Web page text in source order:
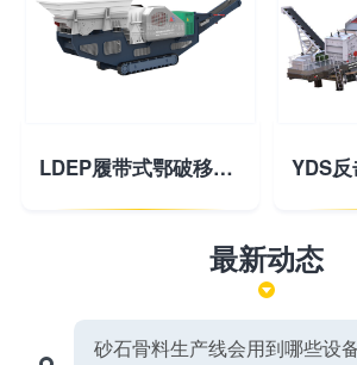
LDEP履带式鄂破移动破碎站
最新动态
砂石骨料生产线会用到哪些设